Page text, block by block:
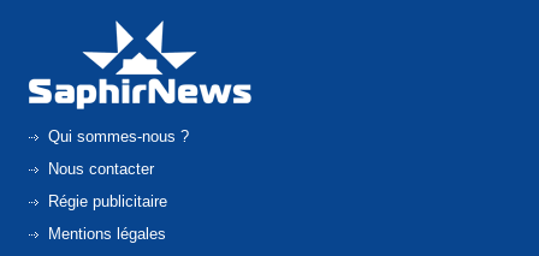
Qui sommes-nous ?
Nous contacter
Régie publicitaire
Mentions légales